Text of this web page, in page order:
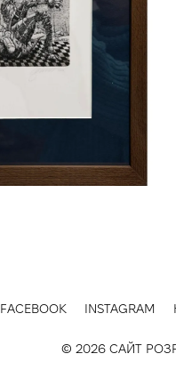
FACEBOOK INSTAGRAM
© 2026 САЙТ